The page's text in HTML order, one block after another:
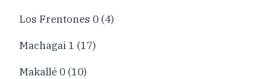
Los Frentones 0 (4)
Machagai 1 (17)
Makallé 0 (10)